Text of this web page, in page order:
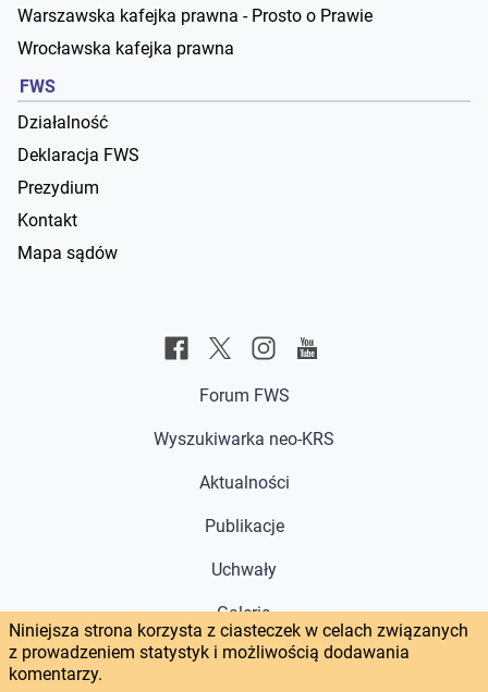
Warszawska kafejka prawna - Prosto o Prawie
Wrocławska kafejka prawna
FWS
Działalność
Deklaracja FWS
Prezydium
Kontakt
Mapa sądów
Forum FWS
Wyszukiwarka neo-KRS
Aktualności
Publikacje
Uchwały
Galeria
Głos w sprawie
Niniejsza strona korzysta z ciasteczek w celach związanych
z prowadzeniem statystyk i możliwością dodawania
komentarzy.